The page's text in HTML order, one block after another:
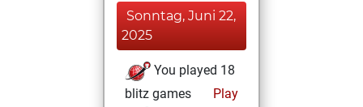
Sonntag, Juni 22,
2025
You played 18
blitz games
Play